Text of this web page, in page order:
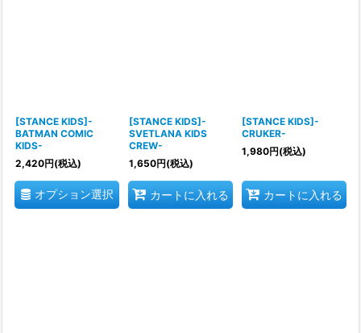
[STANCE KIDS]-
BATMAN COMIC
KIDS-
2,420円(税込)
オプション選択
[STANCE KIDS]-
SVETLANA KIDS
CREW-
1,650円(税込)
カートに入れる
[STANCE KIDS]-
CRUKER-
1,980円(税込)
カートに入れる